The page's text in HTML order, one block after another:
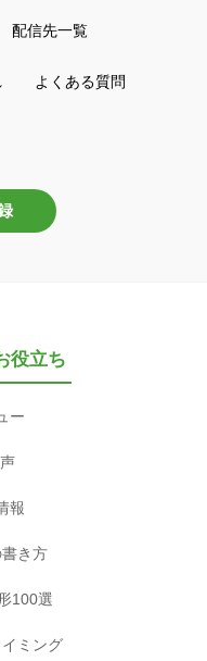
配信先一覧
よくある質問
役立ち
ー
報
き方
100選
ミング